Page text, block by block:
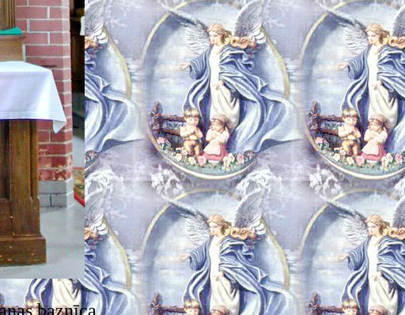
baznīca